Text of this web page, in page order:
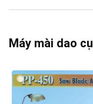
Máy mài dao cụ